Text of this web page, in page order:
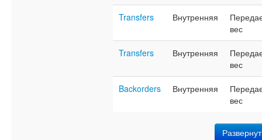
Transfers Внутренняя
вес
Transfers Внутренняя
вес
Backorders Внутренняя
вес